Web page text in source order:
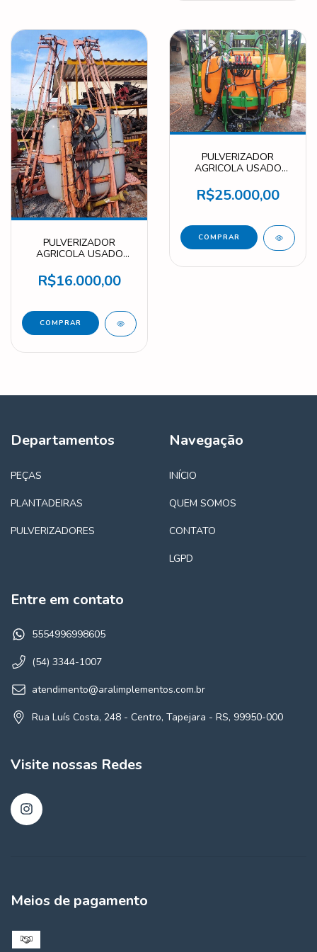
PULVERIZADOR
AGRICOLA USADO
800LTS 14MTS ANO
2003 34971A5
R$16.000,00
PULVERIZADOR
AGRICOLA USADO
CORISCO 700L COM
TANQUE FRONTAL ANO
R$25.000,00
Departamentos
PEÇAS
PLANTADEIRAS
PULVERIZADORES
Navegação
INÍCIO
QUEM SOMOS
CONTATO
LGPD
Entre em contato
5554996998605
(54) 3344-1007
atendimento@aralimplementos.com.br
Rua Luís Costa, 248 - Centro, Tapejara - RS, 99950-000
Visite nossas Redes
Meios de pagamento